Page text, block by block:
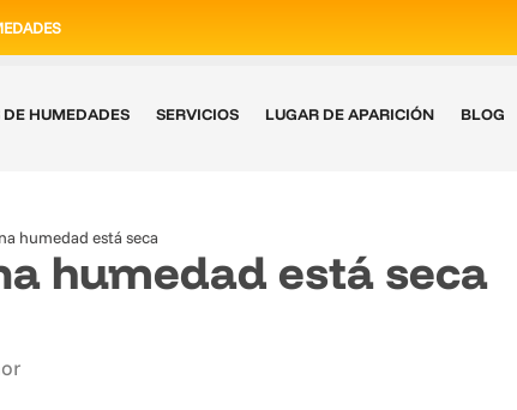
DE HUMEDADES SERVICIOS LUGAR DE APARICIÓN BLOG
humedad está seca
humedad está seca